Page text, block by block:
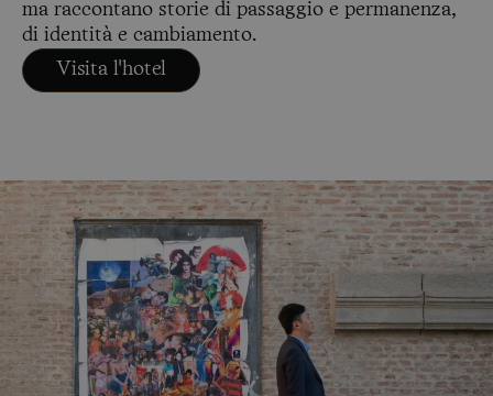
ma raccontano storie di passaggio e permanenza,
di identità e cambiamento.
Visita l'hotel